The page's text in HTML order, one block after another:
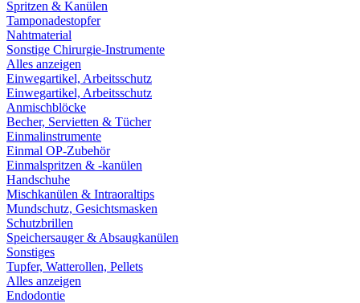
Spritzen & Kanülen
Tamponadestopfer
Nahtmaterial
Sonstige Chirurgie-Instrumente
Alles anzeigen
Einwegartikel, Arbeitsschutz
Einwegartikel, Arbeitsschutz
Anmischblöcke
Becher, Servietten & Tücher
Einmalinstrumente
Einmal OP-Zubehör
Einmalspritzen & -kanülen
Handschuhe
Mischkanülen & Intraoraltips
Mundschutz, Gesichtsmasken
Schutzbrillen
Speichersauger & Absaugkanülen
Sonstiges
Tupfer, Watterollen, Pellets
Alles anzeigen
Endodontie